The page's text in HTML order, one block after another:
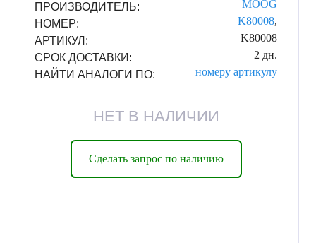
ПРОИЗВОДИТЕЛЬ:
MOOG
НОМЕР:
K80008,
АРТИКУЛ:
K80008
СРОК ДОСТАВКИ:
2 дн.
НАЙТИ АНАЛОГИ ПО:
номеру артикулу
НЕТ В НАЛИЧИИ
Сделать запрос по наличию